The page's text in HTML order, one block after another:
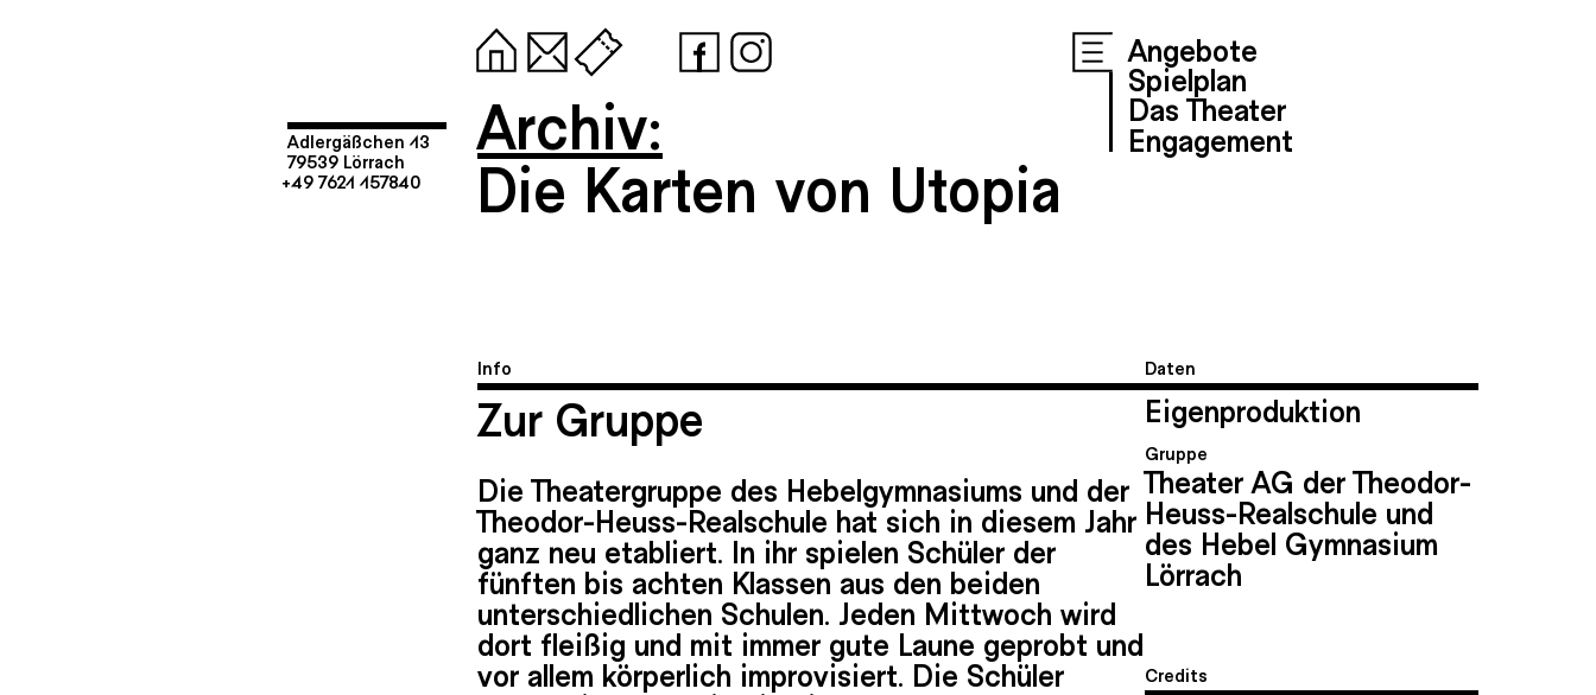
Angebote
Spielplan
Das Theater
Engagement
Adlergäßchen 13
79539 Lörrach
+49 7621 157840
Archiv:
Die Karten von Utopia
Info
Zur Gruppe
Die Theatergruppe des Hebelgymnasiums und der
Theodor-Heuss-Realschule hat sich in diesem Jahr
ganz neu etabliert. In ihr spielen Schüler der
fünften bis achten Klassen aus den beiden
unterschiedlichen Schulen. Jeden Mittwoch wird
dort fleißig und mit immer gute Laune geprobt und
vor allem körperlich improvisiert. Die Schüler
Daten
Eigenproduktion
Gruppe
Theater AG der Theodor-
Heuss-Realschule und
des Hebel Gymnasium
Lörrach
Credits